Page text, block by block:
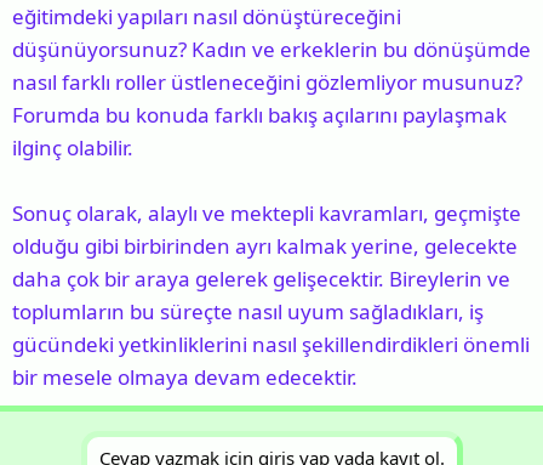
eğitimdeki yapıları nasıl dönüştüreceğini
düşünüyorsunuz? Kadın ve erkeklerin bu dönüşümde
nasıl farklı roller üstleneceğini gözlemliyor musunuz?
Forumda bu konuda farklı bakış açılarını paylaşmak
ilginç olabilir.
Sonuç olarak, alaylı ve mektepli kavramları, geçmişte
olduğu gibi birbirinden ayrı kalmak yerine, gelecekte
daha çok bir araya gelerek gelişecektir. Bireylerin ve
toplumların bu süreçte nasıl uyum sağladıkları, iş
gücündeki yetkinliklerini nasıl şekillendirdikleri önemli
bir mesele olmaya devam edecektir.
Cevap yazmak için giriş yap yada kayıt ol.